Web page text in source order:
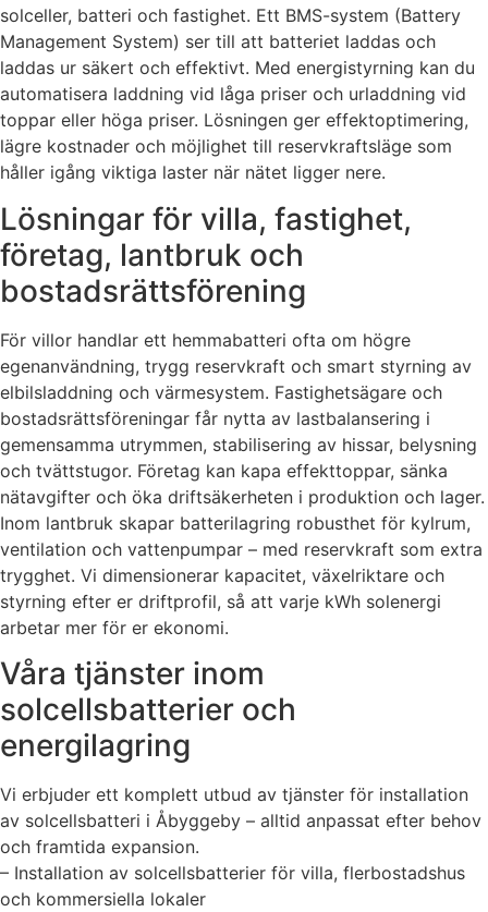
solceller, batteri och fastighet. Ett BMS-system (Battery
Management System) ser till att batteriet laddas och
laddas ur säkert och effektivt. Med energistyrning kan du
automatisera laddning vid låga priser och urladdning vid
toppar eller höga priser. Lösningen ger effektoptimering,
lägre kostnader och möjlighet till reservkraftsläge som
håller igång viktiga laster när nätet ligger nere.
Lösningar för villa, fastighet,
företag, lantbruk och
bostadsrättsförening
För villor handlar ett hemmabatteri ofta om högre
egenanvändning, trygg reservkraft och smart styrning av
elbilsladdning och värmesystem. Fastighetsägare och
bostadsrättsföreningar får nytta av lastbalansering i
gemensamma utrymmen, stabilisering av hissar, belysning
och tvättstugor. Företag kan kapa effekttoppar, sänka
nätavgifter och öka driftsäkerheten i produktion och lager.
Inom lantbruk skapar batterilagring robusthet för kylrum,
ventilation och vattenpumpar – med reservkraft som extra
trygghet. Vi dimensionerar kapacitet, växelriktare och
styrning efter er driftprofil, så att varje kWh solenergi
arbetar mer för er ekonomi.
Våra tjänster inom
solcellsbatterier och
energilagring
Vi erbjuder ett komplett utbud av tjänster för installation
av solcellsbatteri i Åbyggeby – alltid anpassat efter behov
och framtida expansion.
– Installation av solcellsbatterier för villa, flerbostadshus
och kommersiella lokaler